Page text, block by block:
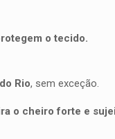
o tecido.
Rio, sem exceção.
o cheiro forte e